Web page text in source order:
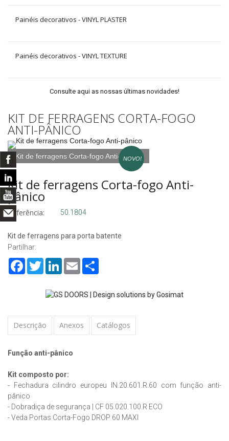
Painéis decorativos - VINYL PLASTER
Painéis decorativos - VINYL TEXTURE
Consulte aqui as nossas últimas novidades!
KIT DE FERRAGENS CORTA-FOGO
ANTI-PÂNICO
Kit de ferragens Corta-fogo Anti-pânico
NOVO!
Kit de ferragens Corta-fogo Anti-
pânico
Referência: 50.1804
Kit de ferragens para porta batente
Partilhar:
FacebookTwitterLinkedInEmail
Descrição Anexos Catálogos
Função anti-pânico
Kit composto por:
- Fechadura cilindro europeu IN.20.601.R.60 com função anti-
pânico
- Dobradiça de segurança | CF 05.020.100.R ECO
- Veda Portas Corta-Fogo DROP 60 MAXI